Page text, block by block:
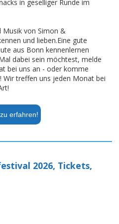
in geselliger Runde im
Musik von Simon &
und lieben.Eine gute
aus Bonn kennenlernen
dabei sein möchtest, melde
bei uns an - oder komme
treffen uns jeden Monat bei
erfahren!
2026, Tickets,